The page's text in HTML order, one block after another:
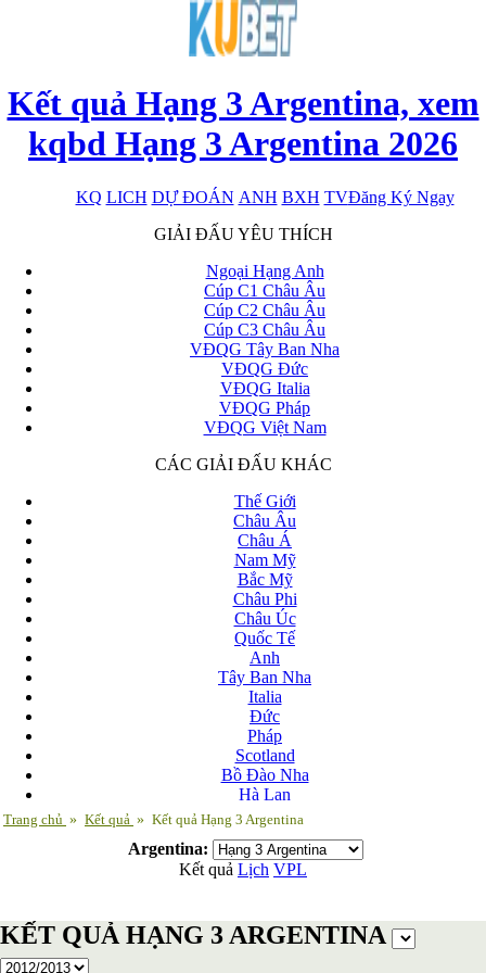
Kết quả Hạng 3 Argentina, xem
kqbd Hạng 3 Argentina 2026
KQ LICH DỰ ĐOÁN ANH BXH TVĐăng Ký Ngay
x
GIẢI ĐẤU YÊU THÍCH
Ngoại Hạng Anh
Cúp C1 Châu Âu
Cúp C2 Châu Âu
Cúp C3 Châu Âu
VĐQG Tây Ban Nha
VĐQG Đức
VĐQG Italia
VĐQG Pháp
VĐQG Việt Nam
CÁC GIẢI ĐẤU KHÁC
Thế Giới
Châu Âu
Châu Á
Nam Mỹ
Bắc Mỹ
Châu Phi
Châu Úc
Quốc Tế
Anh
Tây Ban Nha
Italia
Đức
Pháp
Scotland
Bồ Đào Nha
Hà Lan
Nga
Albania
Andorra
Armenia
Belarus
Trang chủ » Kết quả » Kết quả Hạng 3 Argentina
Argentina:
Kết quả Lịch VPL
KẾT QUẢ HẠNG 3 ARGENTINA